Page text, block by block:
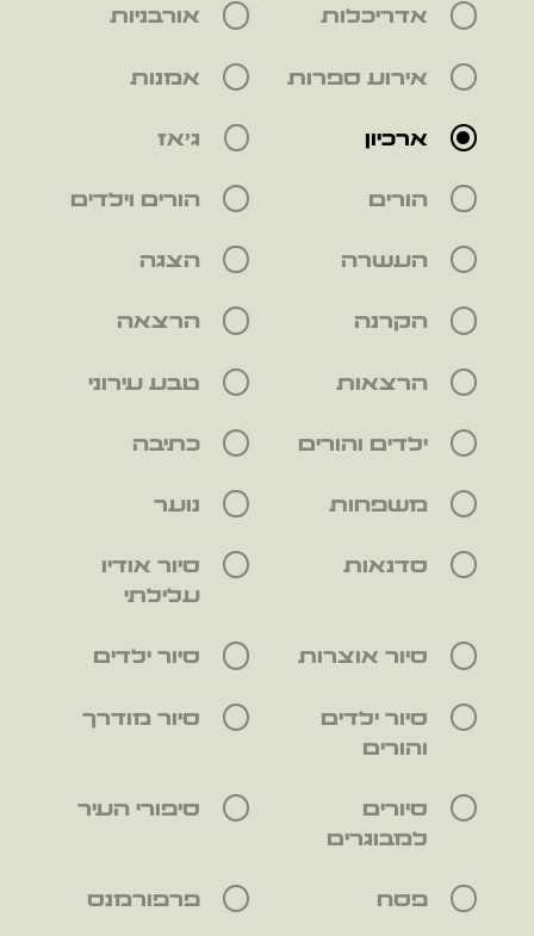
אדריכלות אורבניות
אירוע ספרות אמנות
ארכיון ג'אז
הורים הורים וילדים
העשרה הצגה
הקרנה הרצאה
הרצאות טבע עירוני
ילדים והורים כתיבה
משפחות נוער
סדנאות
סיור אודיו
עלילתי
סיור אוצרות סיור ילדים
סיור ילדים
והורים
סיור מודרך
סיורים
למבוגרים
סיפורי העיר
פסח פרפורמנס